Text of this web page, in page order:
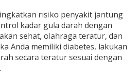
risiko penyakit jantung
kadar gula darah dengan
sehat, olahraga teratur, dan
Anda memiliki diabetes, lakukan
secara teratur sesuai dengan